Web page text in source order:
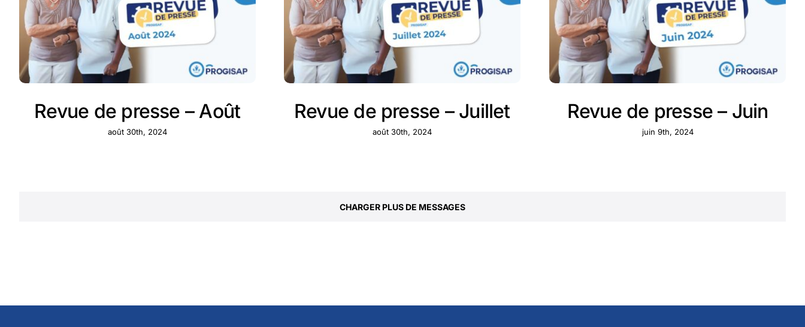
Revue de presse – Août
août 30th, 2024
Revue de presse – Juillet
août 30th, 2024
Revue de presse – Juin
juin 9th, 2024
CHARGER PLUS DE MESSAGES